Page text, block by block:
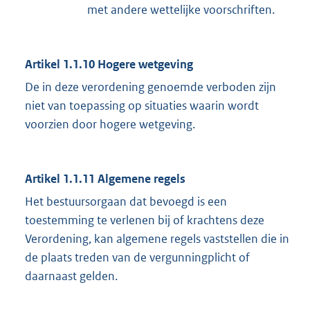
met andere wettelijke voorschriften.
Artikel 1.1.10 Hogere wetgeving
De in deze verordening genoemde verboden zijn
niet van toepassing op situaties waarin wordt
voorzien door hogere wetgeving.
Artikel 1.1.11 Algemene regels
Het bestuursorgaan dat bevoegd is een
toestemming te verlenen bij of krachtens deze
Verordening, kan algemene regels vaststellen die in
de plaats treden van de vergunningplicht of
daarnaast gelden.